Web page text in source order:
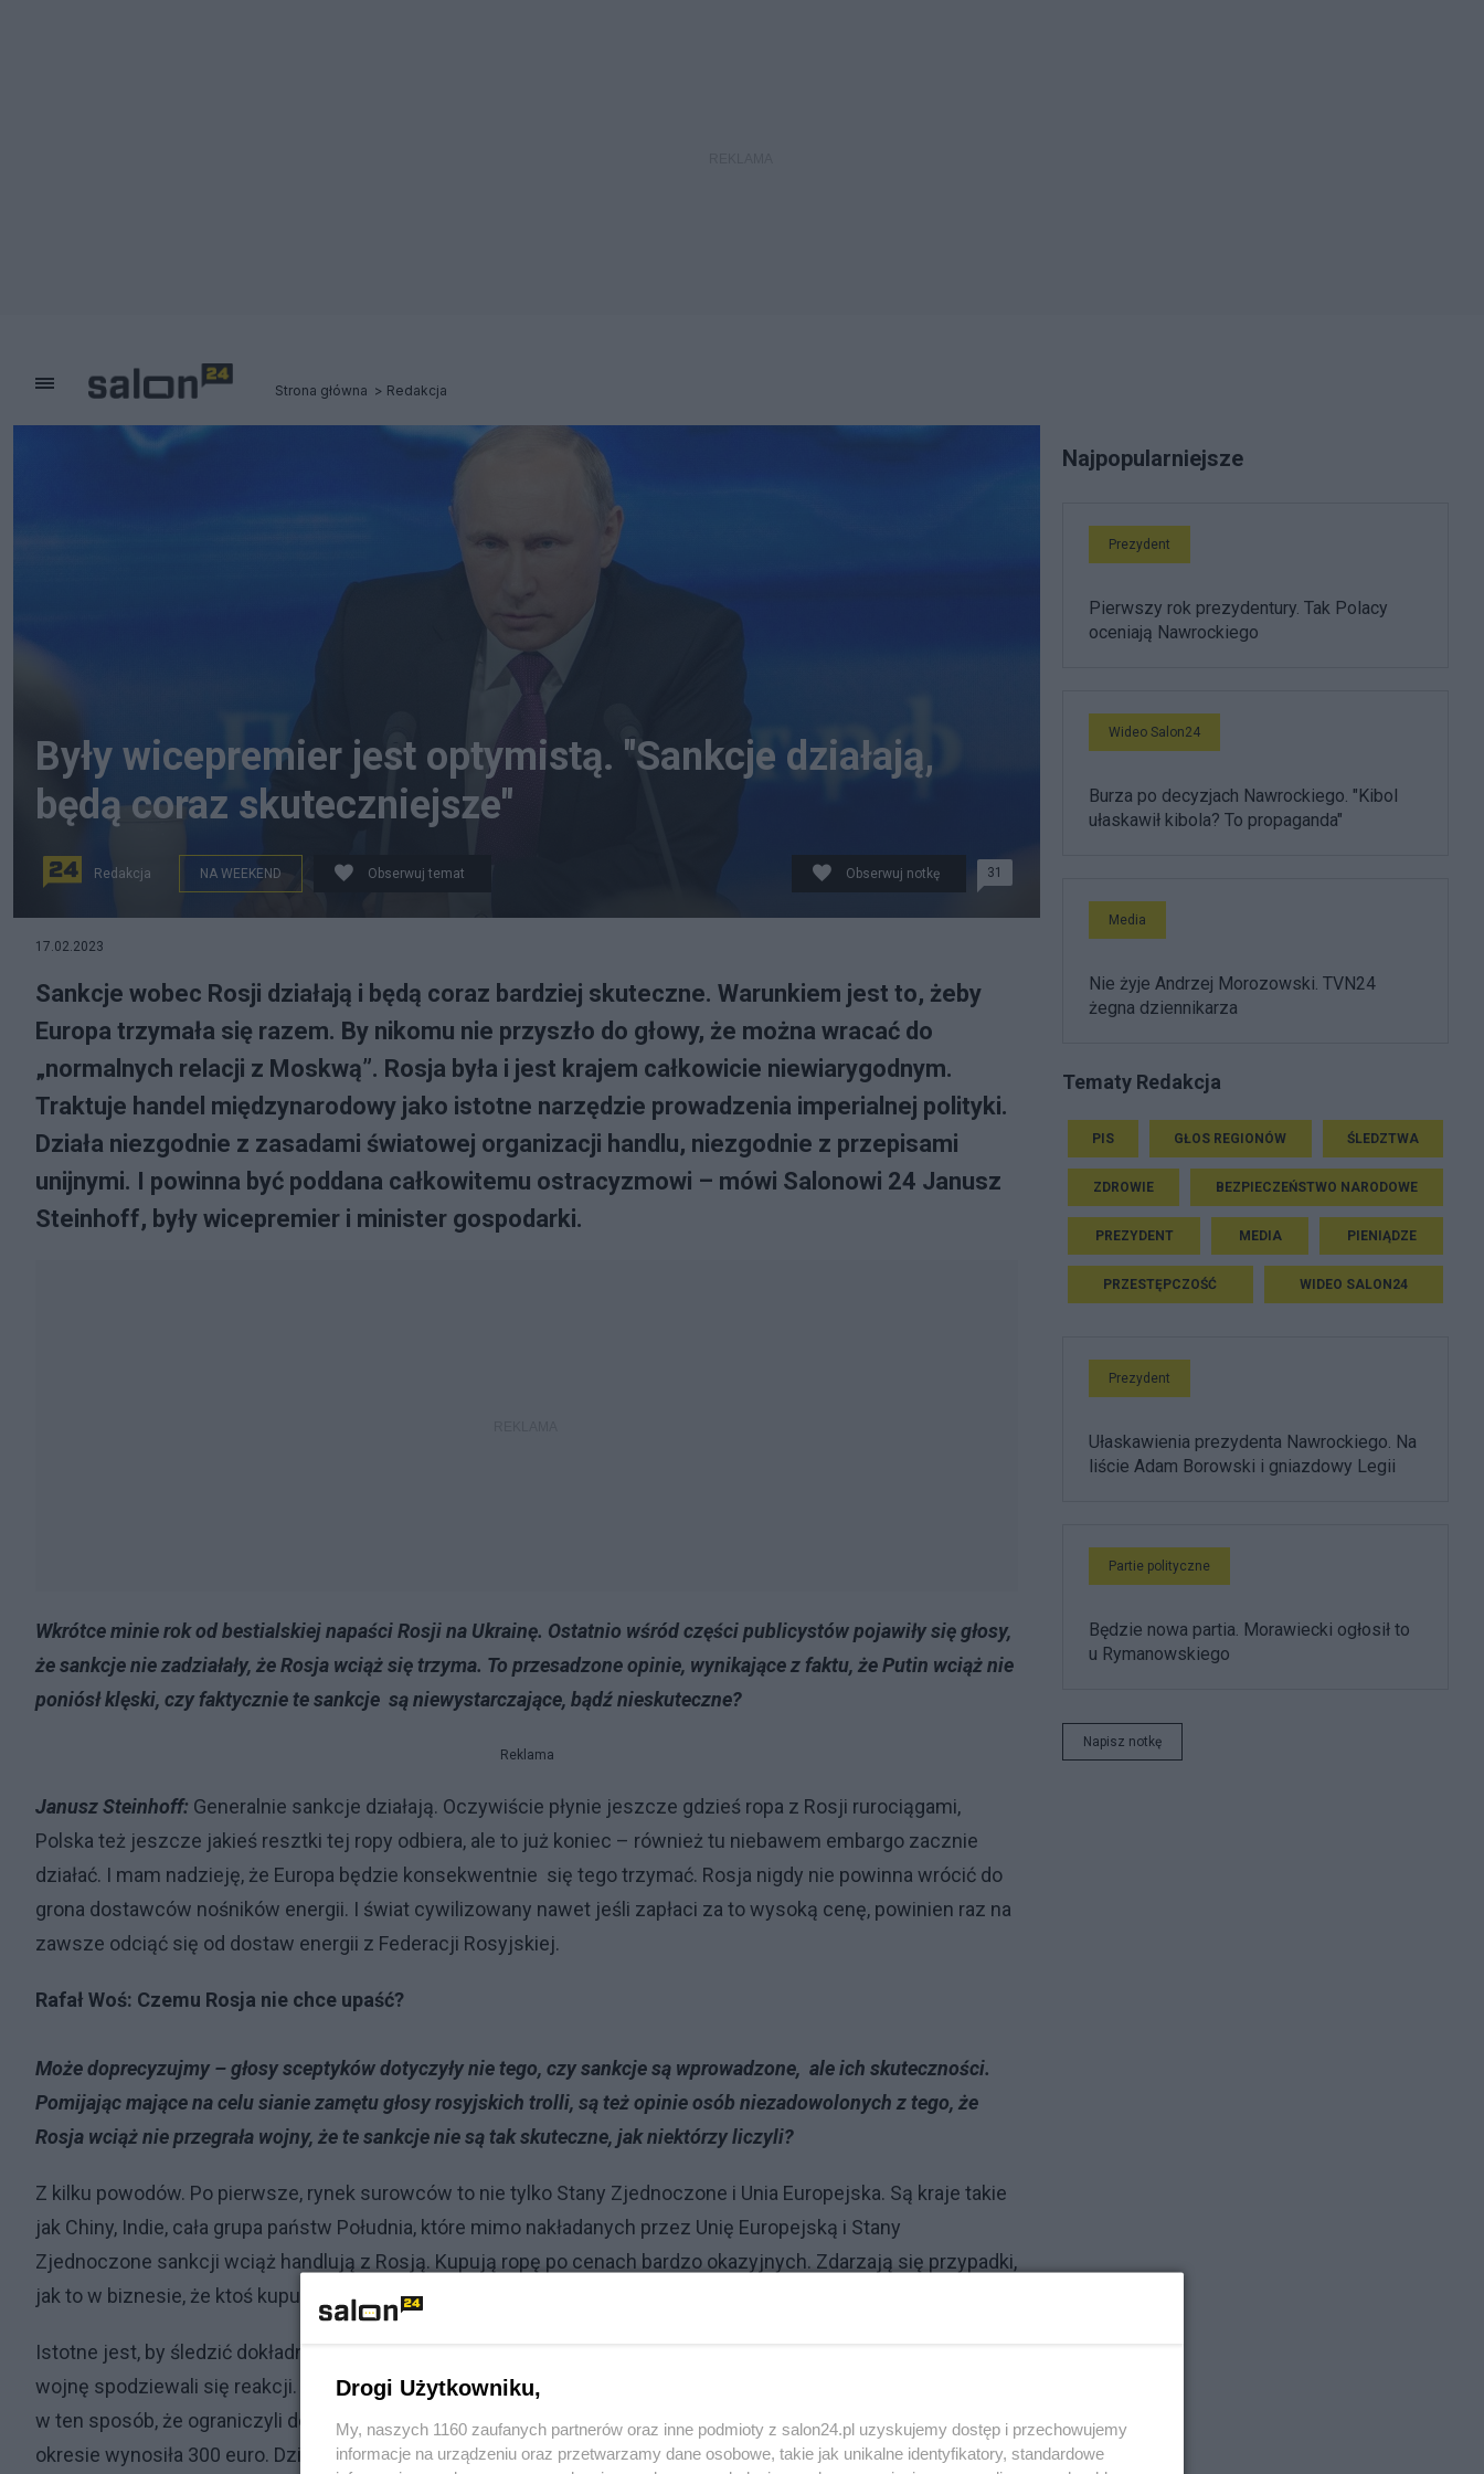
Strona główna Redakcja
Były wicepremier jest optymistą. "Sankcje działają,
będą coraz skuteczniejsze"
Redakcja NA WEEKEND Obserwuj temat Obserwuj notkę 31
17.02.2023
Sankcje wobec Rosji działają i będą coraz bardziej skuteczne. Warunkiem jest to, żeby
Europa trzymała się razem. By nikomu nie przyszło do głowy, że można wracać do
„normalnych relacji z Moskwą”. Rosja była i jest krajem całkowicie niewiarygodnym.
Traktuje handel międzynarodowy jako istotne narzędzie prowadzenia imperialnej polityki.
Działa niezgodnie z zasadami światowej organizacji handlu, niezgodnie z przepisami
unijnymi. I powinna być poddana całkowitemu ostracyzmowi – mówi Salonowi 24 Janusz
Steinhoff, były wicepremier i minister gospodarki.
Wkrótce minie rok od bestialskiej napaści Rosji na Ukrainę. Ostatnio wśród części publicystów pojawiły się głosy,
że sankcje nie zadziałały, że Rosja wciąż się trzyma. To przesadzone opinie, wynikające z faktu, że Putin wciąż nie
poniósł klęski, czy faktycznie te sankcje są niewystarczające, bądź nieskuteczne?
Reklama
Janusz Steinhoff: Generalnie sankcje działają. Oczywiście płynie jeszcze gdzieś ropa z Rosji rurociągami,
Polska też jeszcze jakieś resztki tej ropy odbiera, ale to już koniec – również tu niebawem embargo zacznie
działać. I mam nadzieję, że Europa będzie konsekwentnie się tego trzymać. Rosja nigdy nie powinna wrócić do
grona dostawców nośników energii. I świat cywilizowany nawet jeśli zapłaci za to wysoką cenę, powinien raz na
zawsze odciąć się od dostaw energii z Federacji Rosyjskiej.
Rafał Woś: Czemu Rosja nie chce upaść?
Może doprecyzujmy – głosy sceptyków dotyczyły nie tego, czy sankcje są wprowadzone, ale ich skuteczności.
Pomijając mające na celu sianie zamętu głosy rosyjskich trolli, są też opinie osób niezadowolonych z tego, że
Rosja wciąż nie przegrała wojny, że te sankcje nie są tak skuteczne, jak niektórzy liczyli?
Z kilku powodów. Po pierwsze, rynek surowców to nie tylko Stany Zjednoczone i Unia Europejska. Są kraje takie
jak Chiny, Indie, cała grupa państw Południa, które mimo nakładanych przez Unię Europejską i Stany
Zjednoczone sankcji wciąż handlują z Rosją. Kupują ropę po cenach bardzo okazyjnych. Zdarzają się przypadki,
jak to w biznesie, że ktoś kupuje ropę przez pośredników, także z Rosji.
Istotne jest, by śledzić dokładnie kierunki dostaw. Po drugie, Rosjanie sankcje sobie wkalkulowali. Zaczynając
wojnę spodziewali się reakcji. Więc opracowali plan, jak zneutralizować wpływ tych obostrzeń. Przygotowali się
w ten sposób, że ograniczyli dostawy gazu do Europy, podbili bardzo cenę. Megawatogodzina w najgorszym
okresie wynosiła 300 euro. Dziś wynosi 50. Więc w pierwszym okresie zwiększyli nawet swoje wpływy. Ale
Najpopularniejsze
Prezydent
Pierwszy rok prezydentury. Tak Polacy
oceniają Nawrockiego
Wideo Salon24
Burza po decyzjach Nawrockiego. "Kibol
ułaskawił kibola? To propaganda"
Media
Nie żyje Andrzej Morozowski. TVN24
żegna dziennikarza
Tematy Redakcja
PIS GŁOS REGIONÓW ŚLEDZTWA
ZDROWIE BEZPIECZEŃSTWO NARODOWE
PREZYDENT MEDIA PIENIĄDZE
PRZESTĘPCZOŚĆ WIDEO SALON24
Prezydent
Ułaskawienia prezydenta Nawrockiego. Na
liście Adam Borowski i gniazdowy Legii
Partie polityczne
Będzie nowa partia. Morawiecki ogłosił to
u Rymanowskiego
Napisz notkę
Drogi Użytkowniku,
My, naszych 1160 zaufanych partnerów oraz inne podmioty z salon24.pl uzyskujemy dostęp i przechowujemy
informacje na urządzeniu oraz przetwarzamy dane osobowe, takie jak unikalne identyfikatory, standardowe